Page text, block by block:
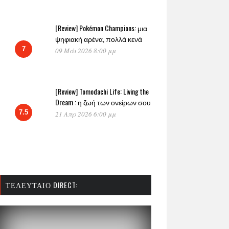
7
[Review] Pokémon Champions: μια
ψηφιακή αρένα, πολλά κενά
09 Μάι 2026 8:00 μμ
7.5
[Review] Tomodachi Life: Living the
Dream : η ζωή των ονείρων σου
21 Απρ 2026 6:00 μμ
ΤΕΛΕΥΤΑΊΟ DIRECT: